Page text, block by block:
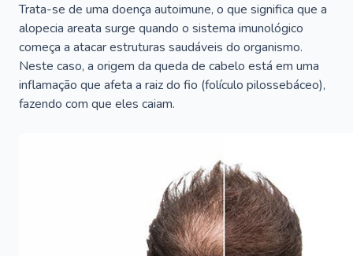
Trata-se de uma doença autoimune, o que significa que a
alopecia areata surge quando o sistema imunológico
começa a atacar estruturas saudáveis do organismo.
Neste caso, a origem da queda de cabelo está em uma
inflamação que afeta a raiz do fio (folículo pilossebáceo),
fazendo com que eles caiam.